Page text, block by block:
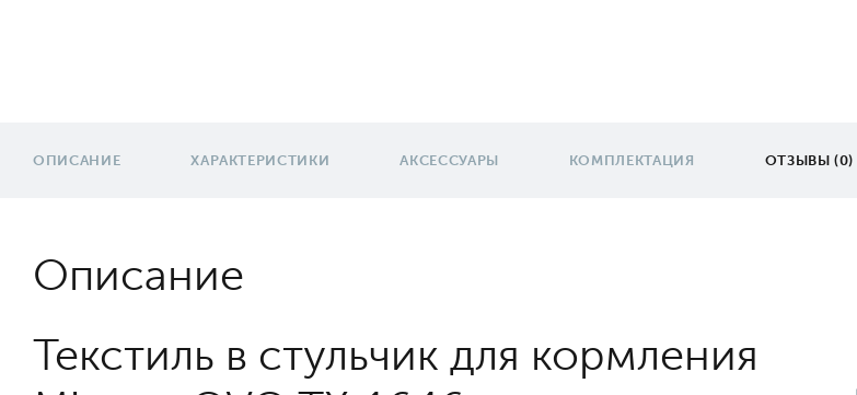
ОПИСАНИЕ ХАРАКТЕРИСТИКИ АКСЕССУАРЫ КОМПЛЕКТАЦИЯ ОТЗЫВЫ (0)
Описание
Текстиль в стульчик для кормления